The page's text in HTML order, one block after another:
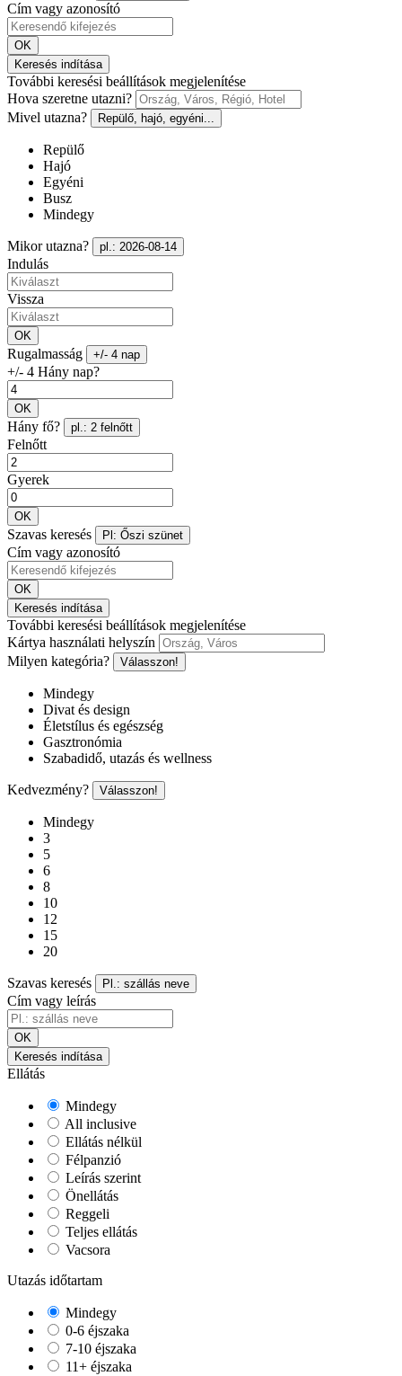
Cím vagy azonosító
OK
Keresés indítása
További keresési beállítások megjelenítése
Hova szeretne utazni?
Mivel utazna?
Repülő, hajó, egyéni...
Repülő
Hajó
Egyéni
Busz
Mindegy
Mikor utazna? pl.: 2026-08-14
Indulás
Vissza
OK
Rugalmasság +/- 4 nap
+/- 4 Hány nap?
OK
Hány fő? pl.: 2 felnőtt
Felnőtt
Gyerek
OK
Szavas keresés Pl: Őszi szünet
Cím vagy azonosító
OK
Keresés indítása
További keresési beállítások megjelenítése
Kártya használati helyszín
Milyen kategória?
Válasszon!
Mindegy
Divat és design
Életstílus és egészség
Gasztronómia
Szabadidő, utazás és wellness
Kedvezmény? Válasszon!
Mindegy
3
5
6
8
10
12
15
20
Szavas keresés Pl.: szállás neve
Cím vagy leírás
OK
Keresés indítása
Ellátás
Mindegy
All inclusive
Ellátás nélkül
Félpanzió
Leírás szerint
Önellátás
Reggeli
Teljes ellátás
Vacsora
Utazás időtartam
Mindegy
0-6 éjszaka
7-10 éjszaka
11+ éjszaka